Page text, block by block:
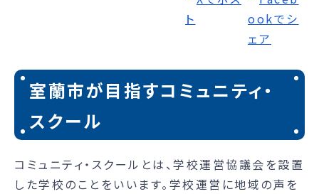
室蘭市が目指すコミュニティ・
スクール
コミュニティ・スクールとは、学校運営協議会を設置
した学校のことをいいます。学校運営に地域の声を